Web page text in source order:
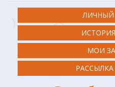
ЛИЧНЫЙ
МОИ